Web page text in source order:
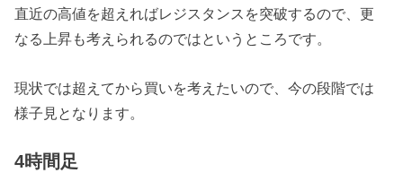
直近の高値を超えればレジスタンスを突破するので、更
なる上昇も考えられるのではというところです。
現状では超えてから買いを考えたいので、今の段階では
様子見となります。
4時間足